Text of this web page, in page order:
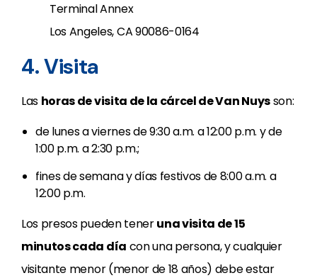
Terminal Annex
Los Angeles, CA 90086-0164
4. Visita
Las horas de visita de la cárcel de Van Nuysson:
de lunes a viernes de 9:30 a.m. a 12:00 p.m. y de
1:00 p.m. a 2:30 p.m.;
fines de semana y días festivos de 8:00 a.m. a
12:00 p.m.
Los presos pueden teneruna visita de 15
minutos cada día con una persona, y cualquier
visitante menor (menor de 18 años) debe estar